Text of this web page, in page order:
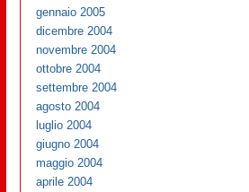
gennaio 2005
dicembre 2004
novembre 2004
ottobre 2004
settembre 2004
agosto 2004
luglio 2004
giugno 2004
maggio 2004
aprile 2004